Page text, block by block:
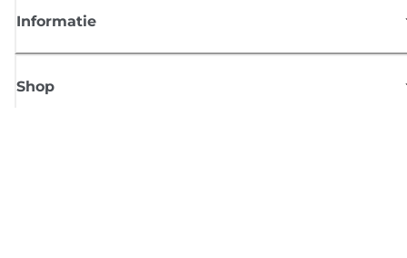
Informatie
Shop